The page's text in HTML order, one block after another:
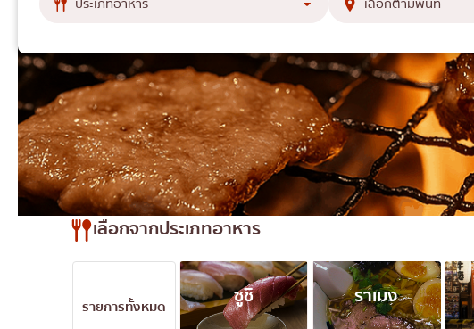
อิซากายะ
ปิ้งย่างญี่ปุ่น/ยากินิกุ
คัตสึด้ง/ทงคัตสึ
ชาบูชาบู/สุกี้ยากี้
แกงกะหรี่ญี่ปุ่น
ไก่ย่างเสียบไม้สไตล์ญี่ปุ่น
ขนมหวานญี่ปุ่น
เทมปุระ
เลือกจากประเภทอาหาร
รายการทั้งหมด ซูชิ ราเมง